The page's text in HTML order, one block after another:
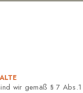
wir gemäß § 7